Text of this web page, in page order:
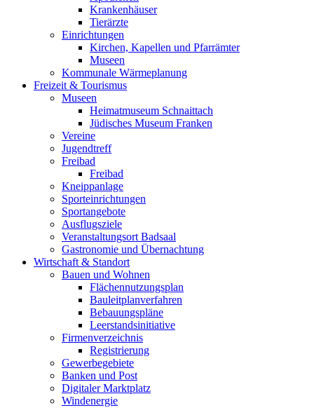
Krankenhäuser
Tierärzte
Einrichtungen
Kirchen, Kapellen und Pfarrämter
Museen
Kommunale Wärmeplanung
Freizeit & Tourismus
Museen
Heimatmuseum Schnaittach
Jüdisches Museum Franken
Vereine
Jugendtreff
Freibad
Freibad
Kneippanlage
Sporteinrichtungen
Sportangebote
Ausflugsziele
Veranstaltungsort Badsaal
Gastronomie und Übernachtung
Wirtschaft & Standort
Bauen und Wohnen
Flächennutzungsplan
Bauleitplanverfahren
Bebauungspläne
Leerstandsinitiative
Firmenverzeichnis
Registrierung
Gewerbegebiete
Banken und Post
Digitaler Marktplatz
Windenergie